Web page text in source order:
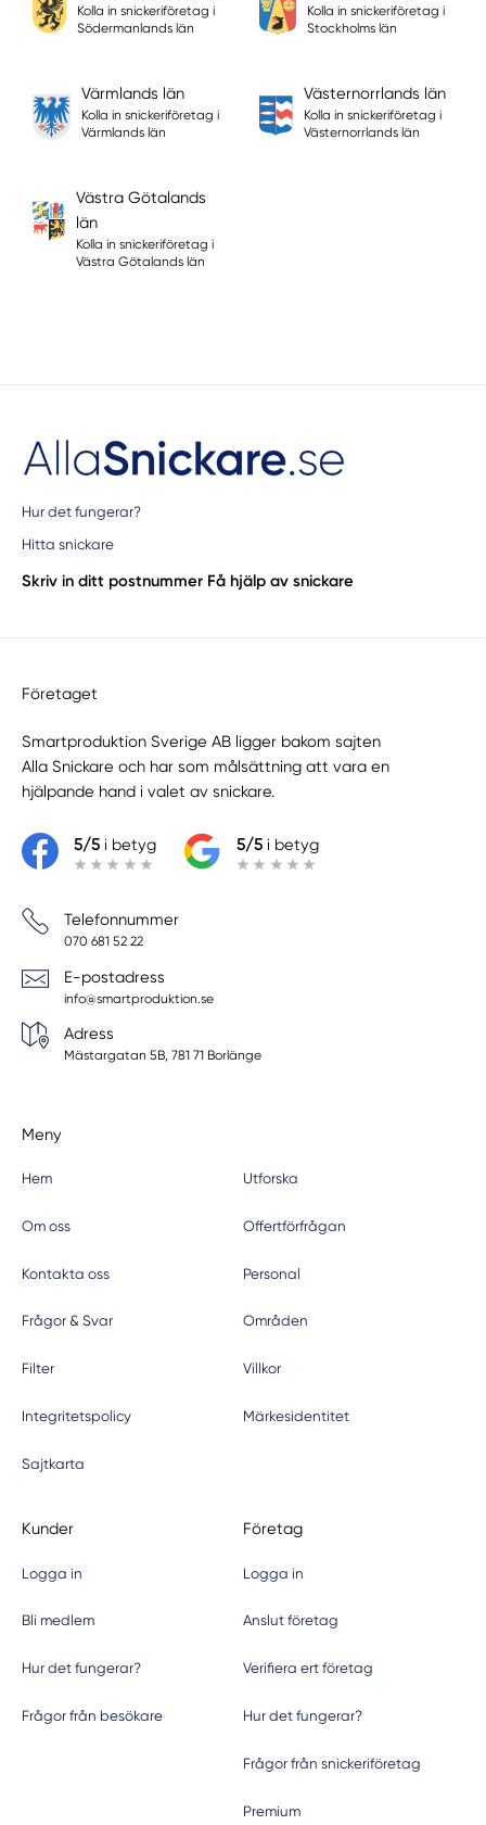
Kolla in snickeriföretag i
Södermanlands län
Kolla in snickeriföretag i
Stockholms län
Värmlands län
Kolla in snickeriföretag i
Värmlands län
Västernorrlands län
Kolla in snickeriföretag i
Västernorrlands län
Västra Götalands
län
Kolla in snickeriföretag i
Västra Götalands län
Hur det fungerar?
Hitta snickare
Skriv in ditt postnummer Få hjälp av snickare
Företaget
Smartproduktion Sverige AB ligger bakom sajten
Alla Snickare och har som målsättning att vara en
hjälpande hand i valet av snickare.
5/5i betyg 5/5i betyg
Telefonnummer
070 681 52 22
E-postadress
info@smartproduktion.se
Adress
Mästargatan 5B, 781 71 Borlänge
Meny
Hem Utforska
Om oss Offertförfrågan
Kontakta oss Personal
Frågor & Svar Områden
Filter Villkor
Integritetspolicy Märkesidentitet
Sajtkarta
Kunder
Logga in
Bli medlem
Hur det fungerar?
Frågor från besökare
Företag
Logga in
Anslut företag
Verifiera ert företag
Hur det fungerar?
Frågor från snickeriföretag
Premium